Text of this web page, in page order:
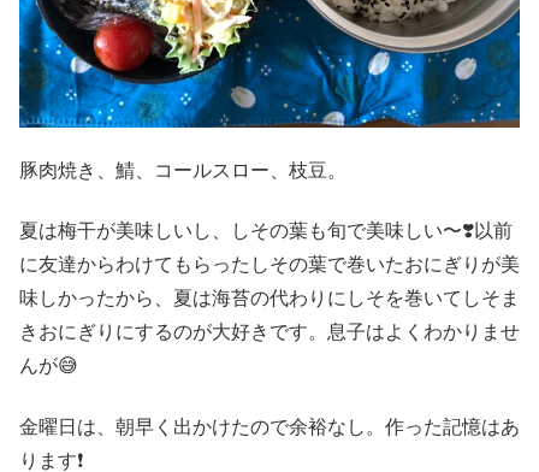
豚肉焼き、鯖、コールスロー、枝豆。
夏は梅干が美味しいし、しその葉も旬で美味しい〜❣️以前
に友達からわけてもらったしその葉で巻いたおにぎりが美
味しかったから、夏は海苔の代わりにしそを巻いてしそま
きおにぎりにするのが大好きです。息子はよくわかりませ
んが😅
金曜日は、朝早く出かけたので余裕なし。作った記憶はあ
ります❗️